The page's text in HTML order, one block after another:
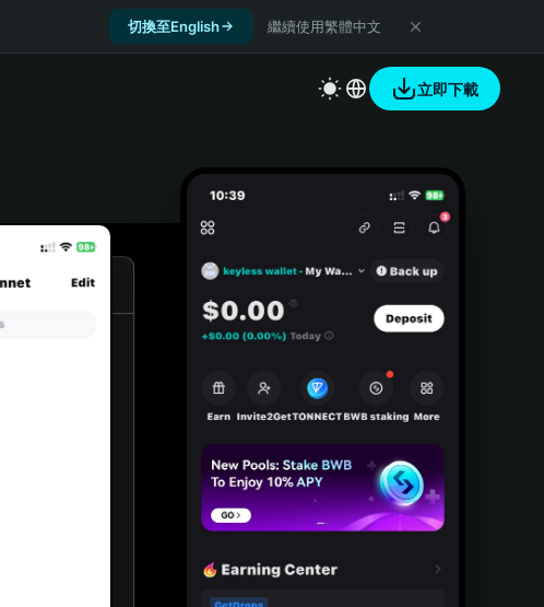
切換至English 繼續使用繁體中文
立即下載